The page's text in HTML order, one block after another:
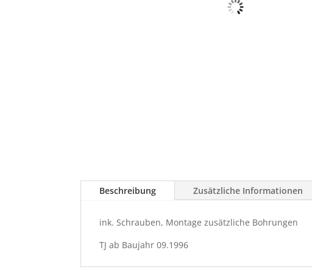
Beschreibung Zusätzliche Informationen
ink. Schrauben, Montage zusätzliche Bohrungen
TJ ab Baujahr 09.1996